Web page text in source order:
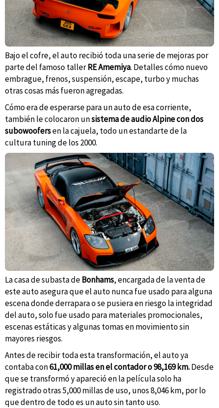
Bajo el cofre, el auto recibió toda una serie de mejoras por
parte del famoso tallerRE Amemiya. Detalles cómo nuevo
embrague, frenos, suspensión, escape, turbo y muchas
otras cosas más fueron agregadas.
Cómo era de esperarse para un auto de esa corriente,
también le colocaron unsistema de audio Alpine con dos
subowoofersen la cajuela, todo un estandarte de la
cultura tuning de los 2000.
La casa de subasta deBonhams, encargada de la venta de
este auto asegura que el auto nunca fue usado para alguna
escena donde derrapara o se pusiera en riesgo la integridad
del auto, solo fue usado para materiales promocionales,
escenas estáticas y algunas tomas en movimiento sin
mayores riesgos.
Antes de recibir toda esta transformación, el auto ya
contaba con61,000 millas en el contador o 98,169 km.Desde
que se transformó y apareció en la película solo ha
registrado otras 5,000 millas de uso, unos 8,046 km, por lo
que dentro de todo es un auto sin tanto uso.